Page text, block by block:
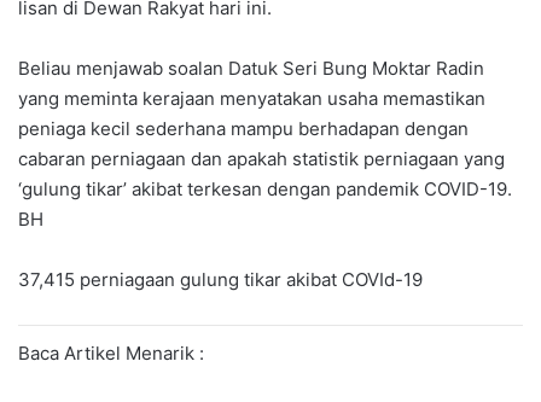
lisan di Dewan Rakyat hari ini.
Beliau menjawab soalan Datuk Seri Bung Moktar Radin
yang meminta kerajaan menyatakan usaha memastikan
peniaga kecil sederhana mampu berhadapan dengan
cabaran perniagaan dan apakah statistik perniagaan yang
‘gulung tikar’ akibat terkesan dengan pandemik COVID-19.
BH
37,415 perniagaan gulung tikar akibat COVId-19
Baca Artikel Menarik :